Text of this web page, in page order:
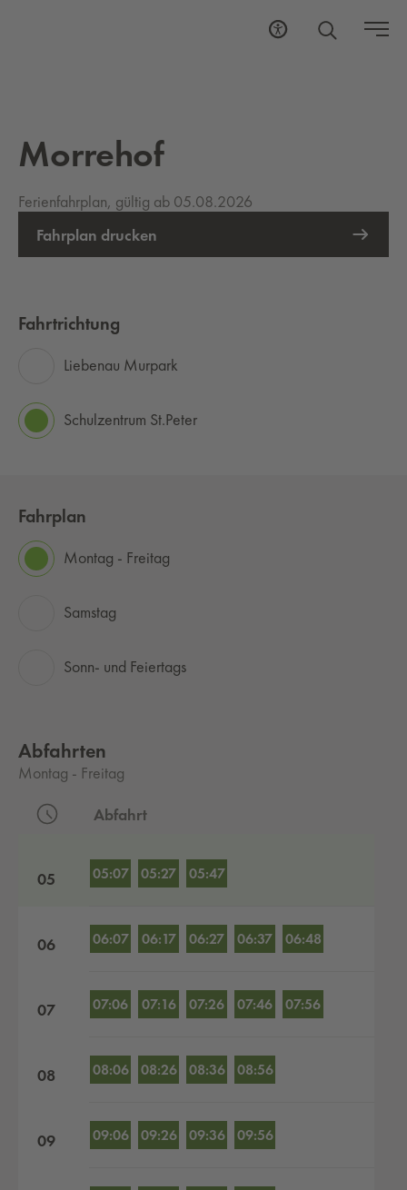
Morrehof
Ferienfahrplan, gültig ab 05.08.2026
Fahrplan drucken
Fahrtrichtung
Liebenau Murpark
Schulzentrum St.Peter
Fahrplan
Montag - Freitag
Samstag
Sonn- und Feiertags
Abfahrten
Montag - Freitag
Abfahrt
05 05:07 05:27 05:47
06 06:07 06:17 06:27 06:37 06:48
07 07:06 07:16 07:26 07:46 07:56
08 08:06 08:26 08:36 08:56
09 09:06 09:26 09:36 09:56